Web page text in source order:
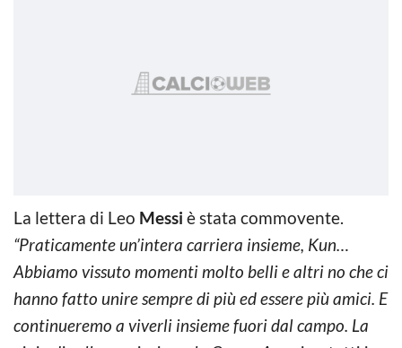
La lettera di Leo Messi è stata commovente.
“Praticamente un’intera carriera insieme, Kun…
Abbiamo vissuto momenti molto belli e altri no che ci
hanno fatto unire sempre di più ed essere più amici. E
continueremo a viverli insieme fuori dal campo. La